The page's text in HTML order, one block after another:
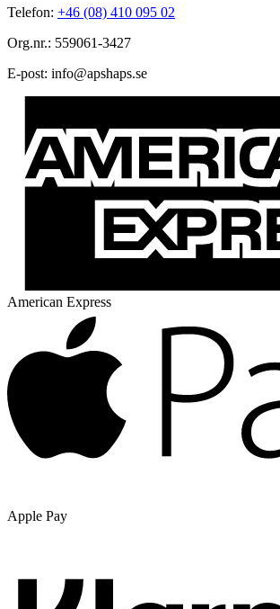
Telefon: +46 (08) 410 095 02
Org.nr.: 559061-3427
E-post:
es.spahspa
@ofni
American Express
Apple Pay